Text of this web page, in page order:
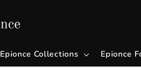
Epionce Collections Epionce